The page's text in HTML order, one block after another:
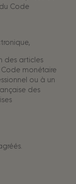
Code
des articles
Code monétaire
ou à un
des